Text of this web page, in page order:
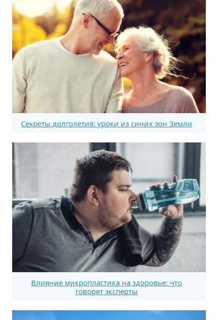
Секреты долголетия: уроки из синих зон Земли
Влияние микропластика на здоровье: что
говорят эксперты